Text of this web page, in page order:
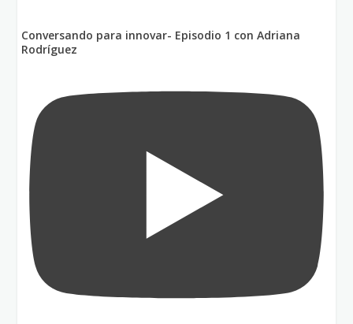
Conversando para innovar- Episodio 1 con Adriana
Rodríguez